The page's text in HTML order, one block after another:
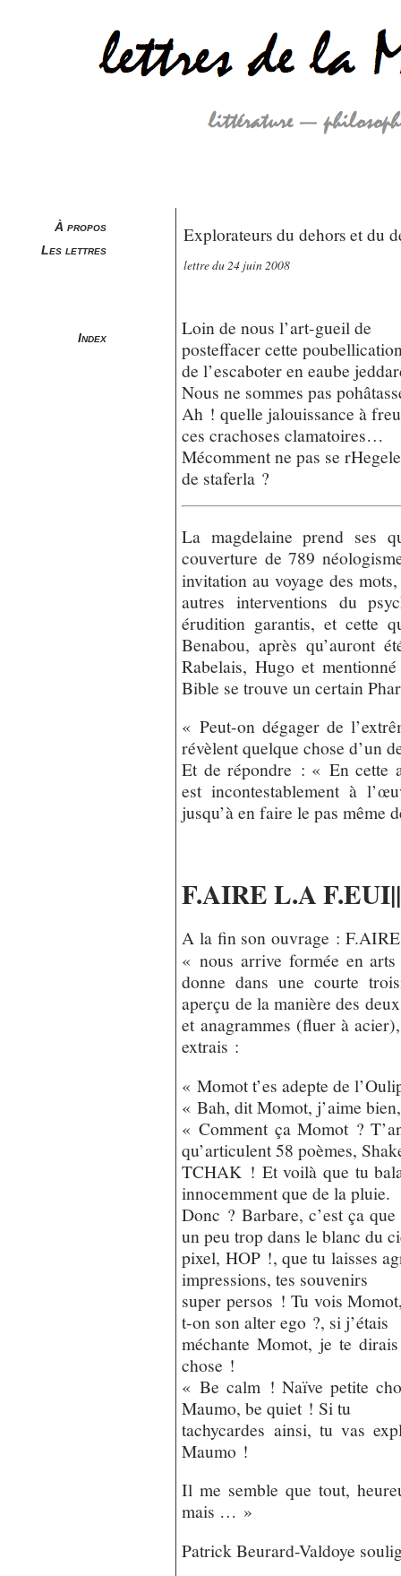
À propos
Les lettres
Index
Explorateurs du dehors et du
lettre du 24 juin 2008
Loin de nous l’art-gueil de
posteffacer cette
de l’escaboter en eaube
Nous ne sommes pas
Ah ! quelle jalouissance à
ces crachoses clamatoires…
Mécomment ne pas se
de staferla ?
La magdelaine prend ses
couverture de 789
invitation au voyage des
autres interventions du
érudition garantis, et cette
Benabou, après qu’auront
Rabelais, Hugo et
Bible se trouve un certain
« Peut-on dégager de
révèlent quelque chose d’un
Et de répondre : « En cette
est incontestablement à
jusqu’à en faire le pas même
F.AIRE L.A
A la fin son ouvrage :
« nous arrive formée en
donne dans une courte
aperçu de la manière des
et anagrammes (fluer à
extrais :
« Momot t’es adepte de
« Bah, dit Momot, j’aime
« Comment ça Momot ?
qu’articulent 58 poèmes,
TCHAK ! Et voilà que tu
innocemment que de la pluie.
Donc ? Barbare, c’est ça que
un peu trop dans le blanc du
pixel, HOP !, que tu laisses
impressions, tes souvenirs
super persos ! Tu vois
t-on son alter ego ?, si j’étais
méchante Momot, je te
chose !
« Be calm ! Naïve petite
Maumo, be quiet ! Si tu
tachycardes ainsi, tu vas
Maumo !
Il me semble que tout,
mais … »
Patrick Beurard-Valdoye